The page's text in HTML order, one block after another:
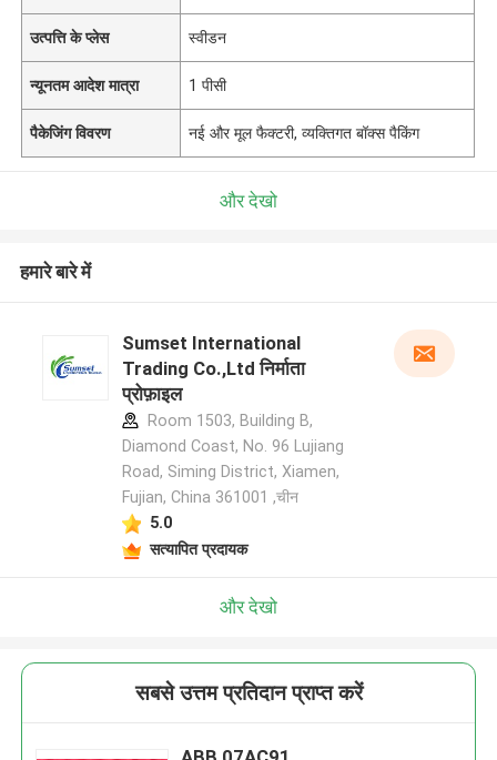
उत्पत्ति के प्लेस स्वीडन
न्यूनतम आदेश मात्रा 1 पीसी
पैकेजिंग विवरण नई और मूल फैक्टरी, व्यक्तिगत बॉक्स पैकिंग
और देखो
हमारे बारे में
Sumset International
Trading Co.,Ltd निर्माता
प्रोफ़ाइल
Room 1503, Building B,
Diamond Coast, No. 96 Lujiang
Road, Siming District, Xiamen,
Fujian, China 361001 ,चीन
5.0
सत्यापित प्रदायक
और देखो
सबसे उत्तम प्रतिदान प्राप्त करें